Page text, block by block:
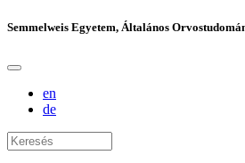
Semmelweis Egyetem, Általános
en
de